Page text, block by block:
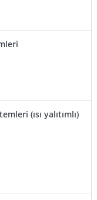
(ısı yalıtımlı)